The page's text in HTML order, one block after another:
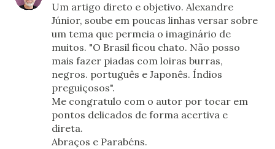
Um artigo direto e objetivo. Alexandre
Júnior, soube em poucas linhas versar sobre
um tema que permeia o imaginário de
muitos. "O Brasil ficou chato. Não posso
mais fazer piadas com loiras burras,
negros. português e Japonês. Índios
preguiçosos".
Me congratulo com o autor por tocar em
pontos delicados de forma acertiva e
direta.
Abraços e Parabéns.